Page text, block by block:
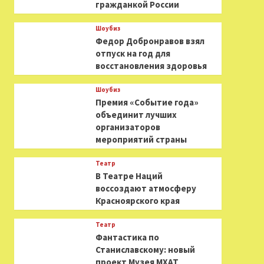
гражданкой России
Шоубиз
Федор Добронравов взял
отпуск на год для
восстановления здоровья
Шоубиз
Премия «Событие года»
объединит лучших
организаторов
мероприятий страны
Театр
В Театре Наций
воссоздают атмосферу
Красноярского края
Театр
Фантастика по
Станиславскому: новый